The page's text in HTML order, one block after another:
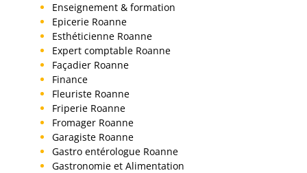
Enseignement & formation
Epicerie Roanne
Esthéticienne Roanne
Expert comptable Roanne
Façadier Roanne
Finance
Fleuriste Roanne
Friperie Roanne
Fromager Roanne
Garagiste Roanne
Gastro entérologue Roanne
Gastronomie et Alimentation